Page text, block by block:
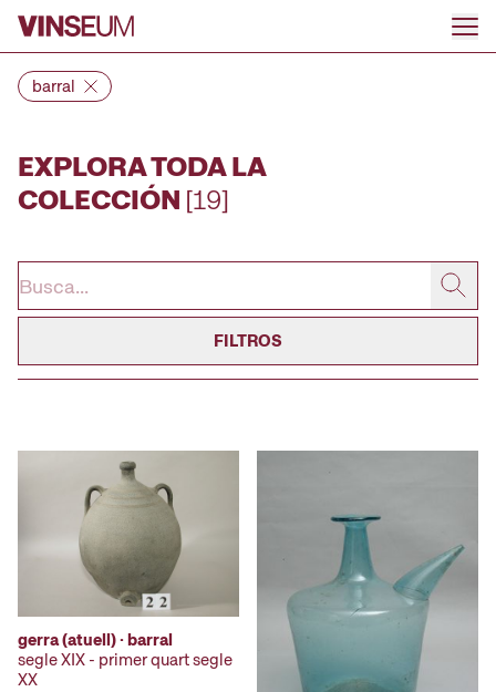
Ir al contenido
barral
EXPLORA TODA LA
COLECCIÓN [19]
FILTROS
gerra (atuell) · barral
segle XIX - primer quart segle
XX